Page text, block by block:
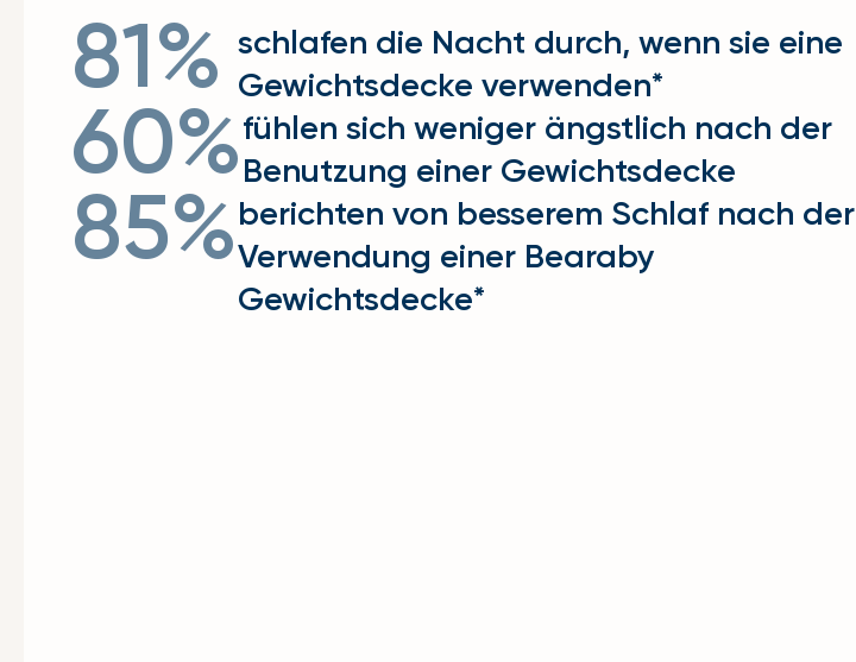
81% schlafen die Nacht durch, wenn sie eine
Gewichtsdecke verwenden*
60%fühlen sich weniger ängstlich nach der
Benutzung einer Gewichtsdecke
85%berichten von besserem Schlaf nach der
Verwendung einer Bearaby
Gewichtsdecke*